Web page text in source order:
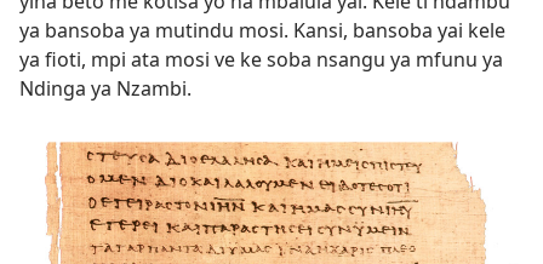
ya bansoba ya mutindu mosi. Kansi, bansoba yai kele
ya fioti, mpi ata mosi ve ke soba nsangu ya mfunu ya
Ndinga ya Nzambi.